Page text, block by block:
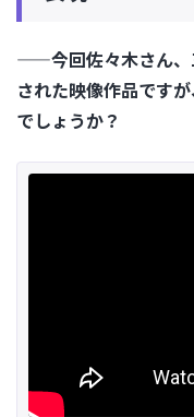
——今回佐々木さん、
された映像作品です
でしょうか？